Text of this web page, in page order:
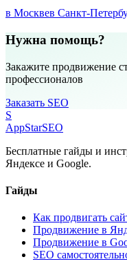
в Москвев Санкт-
Нужна помощь?
Закажите продвижение
профессионалов
Заказать SEO
S
AppStarSEO
Бесплатные гайды и
Яндексе и Google.
Гайды
Как продвигать
Продвижение в
Продвижение в
SEO